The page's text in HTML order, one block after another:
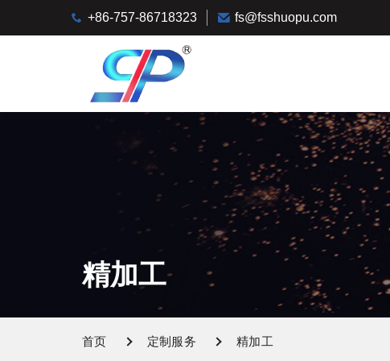
+86-757-86718323 fs@fsshuopu.com
精加工
首页 定制服务 精加工